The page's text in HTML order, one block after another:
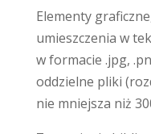
Elementy
umieszczenia w
w formacie .jpg,
oddzielne pliki
nie mniejsza niż